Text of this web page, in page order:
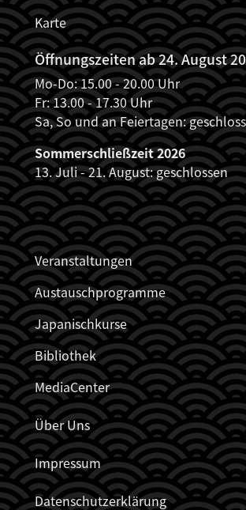
Karte
Öffnungszeiten ab 24. August
Mo-Do: 15.00 - 20.00 Uhr
Fr: 13.00 - 17.30 Uhr
Sa, So und an Feiertagen:
Sommerschließzeit 2026
13. Juli - 21. August: geschlossen
Veranstaltungen
Austauschprogramme
Japanischkurse
Bibliothek
MediaCenter
Über Uns
Impressum
Datenschutzerklärung